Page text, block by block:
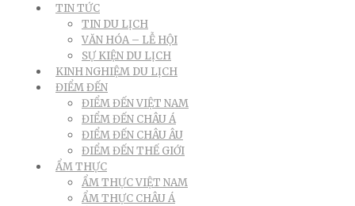
TIN TỨC
TIN DU LỊCH
VĂN HÓA – LỄ HỘI
SỰ KIỆN DU LỊCH
KINH NGHIỆM DU LỊCH
ĐIỂM ĐẾN
ĐIỂM ĐẾN VIỆT NAM
ĐIỂM ĐẾN CHÂU Á
ĐIỂM ĐẾN CHÂU ÂU
ĐIỂM ĐẾN THẾ GIỚI
ẨM THỰC
ẨM THỰC VIỆT NAM
ẨM THỰC CHÂU Á